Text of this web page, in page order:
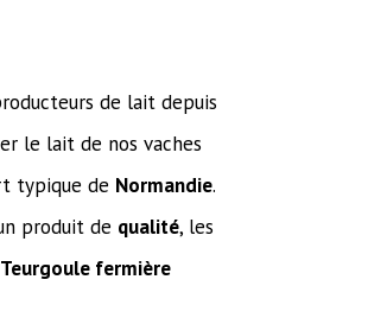
de lait depuis
le lait de nos vaches
typique de Normandie.
produit de qualité, les
Teurgoule fermière